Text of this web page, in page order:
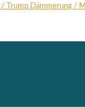
/ Trump Däm­me­rung /